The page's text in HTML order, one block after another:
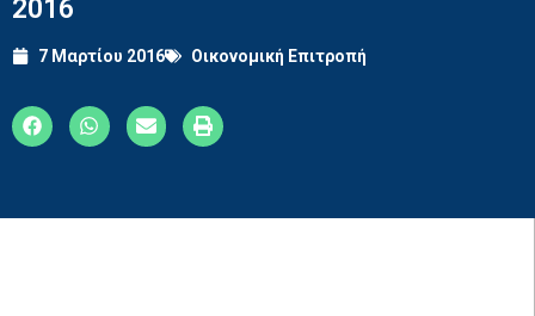
2016
7 Μαρτίου 2016 Οικονομική Επιτροπή